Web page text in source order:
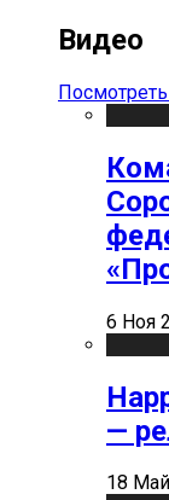
Видео
6 Ноя
—
18